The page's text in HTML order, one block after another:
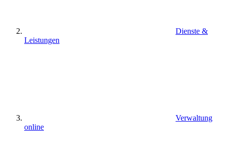
Dienste &
Leistungen
Verwaltung
online